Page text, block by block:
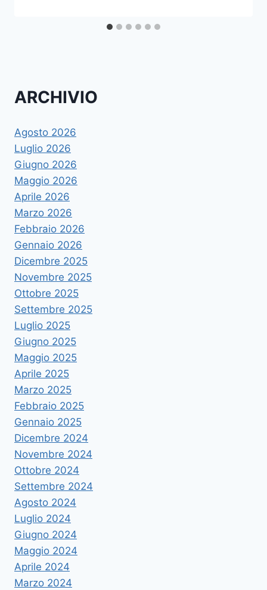
ARCHIVIO
Agosto 2026
Luglio 2026
Giugno 2026
Maggio 2026
Aprile 2026
Marzo 2026
Febbraio 2026
Gennaio 2026
Dicembre 2025
Novembre 2025
Ottobre 2025
Settembre 2025
Luglio 2025
Giugno 2025
Maggio 2025
Aprile 2025
Marzo 2025
Febbraio 2025
Gennaio 2025
Dicembre 2024
Novembre 2024
Ottobre 2024
Settembre 2024
Agosto 2024
Luglio 2024
Giugno 2024
Maggio 2024
Aprile 2024
Marzo 2024